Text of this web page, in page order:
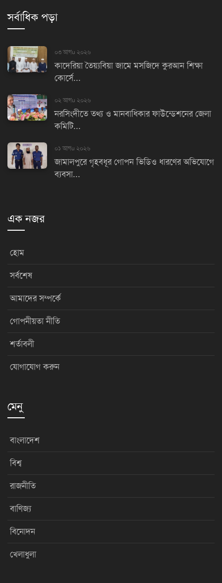
সর্বাধিক পড়া
০৩ আগu ২০২৬
কাদেরিয়া তৈয়্যবিয়া জামে মসজিদে কুরআন শিক্ষা
কোর্সে...
০২ আগu ২০২৬
নরসিংদীতে তথ্য ও মানবাধিকার ফাউন্ডেশনের জেলা
কমিটি...
০১ আগu ২০২৬
জামালপুরে গৃহবধূর গোপন ভিডিও ধারণের অভিযোগে
ব্যবসা...
এক নজর
হোম
সর্বশেষ
আমাদের সম্পর্কে
গোপনীয়তা নীতি
শর্তাবলী
যোগাযোগ করুন
মেনু
বাংলাদেশ
বিশ্ব
রাজনীতি
বাণিজ্য
বিনোদন
খেলাধুলা